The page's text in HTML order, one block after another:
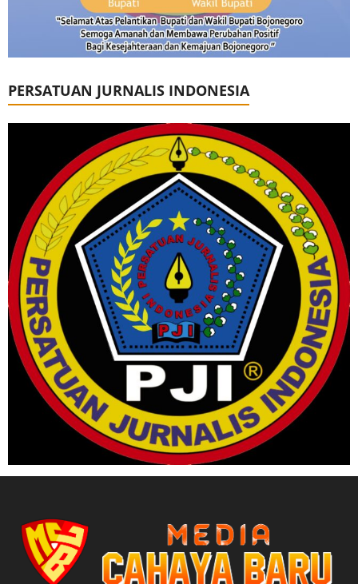
PERSATUAN JURNALIS INDONESIA